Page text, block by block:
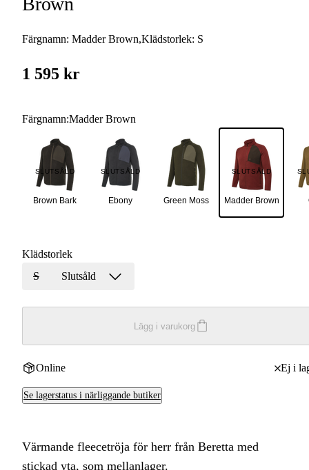
Färgnamn: Madder Brown,Klädstorlek: S
1 595 kr
Färgnamn:Madder Brown
Brown Bark
SLUTSÅLD
Ebony
SLUTSÅLD
Green Moss Madder Brown
SLUTSÅLD
Klädstorlek
S
Slutsåld
Lägg i varukorg
Online Ej i
Se lagerstatus i närliggande butiker
Värmande fleecetröja för herr från Beretta med
stickad yta, som mellanlager.